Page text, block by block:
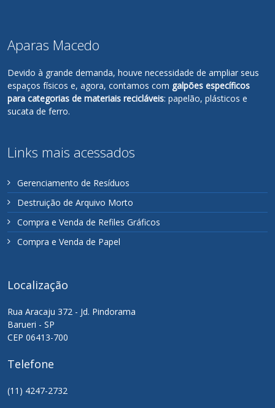
Aparas Macedo
Devido à grande demanda, houve necessidade de ampliar seus
espaços físicos e, agora, contamos com galpões específicos
para categorias de materiais recicláveis: papelão, plásticos e
sucata de ferro.
Links mais acessados
Gerenciamento de Resíduos
Destruição de Arquivo Morto
Compra e Venda de Refiles Gráficos
Compra e Venda de Papel
Localização
Rua Aracaju 372 - Jd. Pindorama
Barueri - SP
CEP 06413-700
Telefone
(11) 4247-2732